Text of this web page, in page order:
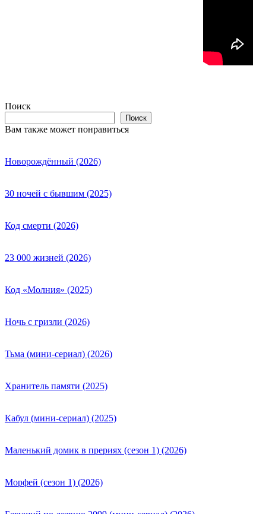
Поиск
Поиск
Вам также может понравиться
Новорождённый (2026)
30 ночей с бывшим (2025)
Код смерти (2026)
23 000 жизней (2026)
Код «Молния» (2025)
Ночь с гризли (2026)
Тьма (мини-сериал) (2026)
Хранитель памяти (2025)
Кабул (мини-сериал) (2025)
Маленький домик в прериях (сезон 1) (2026)
Морфей (сезон 1) (2026)